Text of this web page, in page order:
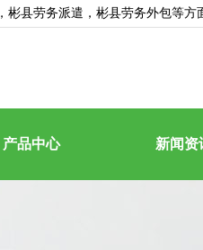
，彬县劳务派遣，彬县劳务外包等
产品中心 新闻资